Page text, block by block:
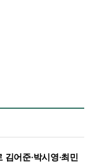
어준·박시영·최민